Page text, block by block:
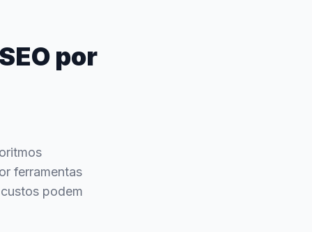
por
ferramentas
podem